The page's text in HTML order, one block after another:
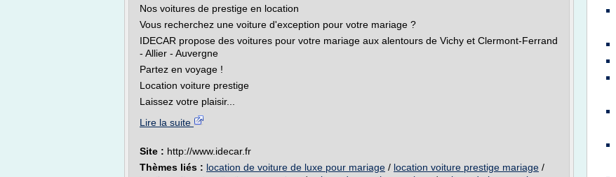
Nos voitures de prestige en location
Vous recherchez une voiture d'exception pour votre mariage ?
IDECAR propose des voitures pour votre mariage aux alentours de Vichy et Clermont-Ferrand
- Allier - Auvergne
Partez en voyage !
Location voiture prestige
Laissez votre plaisir...
Lire la suite
Site : http://www.idecar.fr
Thèmes liés : location de voiture de luxe pour mariage / location voiture prestige mariage /